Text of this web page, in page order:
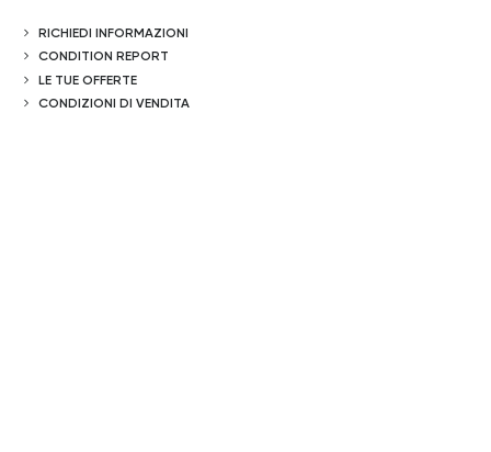
RICHIEDI INFORMAZIONI
CONDITION REPORT
LE TUE OFFERTE
CONDIZIONI DI VENDITA